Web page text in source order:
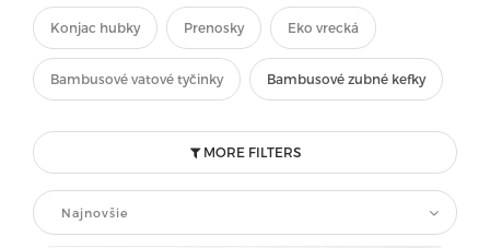
Konjac hubky Prenosky Eko vrecká
Bambusové vatové tyčinky Bambusové zubné kefky
MORE FILTERS
Najnovšie